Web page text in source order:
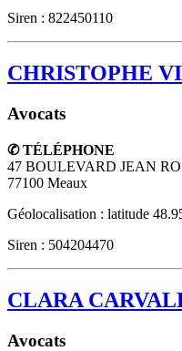
Siren : 822450110
CHRISTOPHE
Avocats
✆ TÉLÉPHONE
47 BOULEVARD JEAN
77100 Meaux
Géolocalisation : latitude
Siren : 504204470
CLARA
Avocats